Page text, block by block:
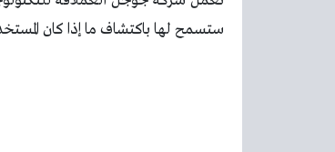
ستسمح لها باكتشاف ما إذا كان